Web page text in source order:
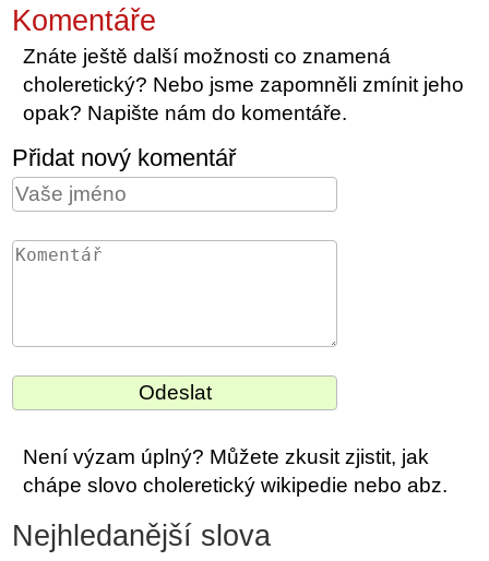
Komentáře
Znáte ještě další možnosti co znamená
choleretický? Nebo jsme zapomněli zmínit jeho
opak? Napište nám do komentáře.
Přidat nový komentář
Není výzam úplný? Můžete zkusit zjistit, jak
chápe slovo choleretický wikipedie nebo abz.
Nejhledanější slova